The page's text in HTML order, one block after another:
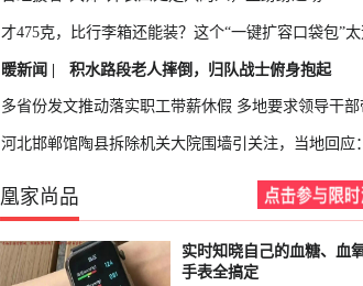
才475克，比行李箱还能装？这个“一键扩容口袋包”
暖新闻 | 积水路段老人摔倒，归队战士俯身抱起
多省份发文推动落实职工带薪休假 多地要求领导干部
河北邯郸馆陶县拆除机关大院围墙引关注，当地回应
凰家尚品
实时知晓自己的血糖、血
手表全搞定
已结束